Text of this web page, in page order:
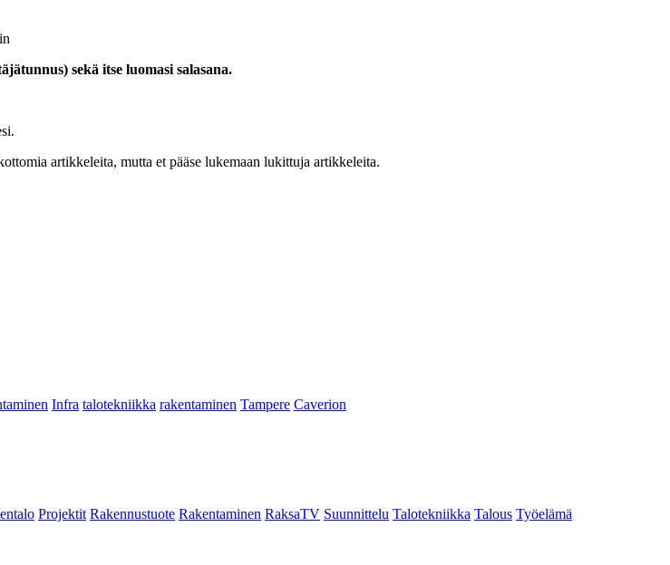
sekä itse luomasi salasana.
artikkeleita, mutta et pääse lukemaan lukittuja artikkeleita.
Infra talotekniikka rakentaminen Tampere Caverion
Projektit Rakennustuote Rakentaminen RaksaTV Suunnittelu Talotekniikka Talous Työelämä